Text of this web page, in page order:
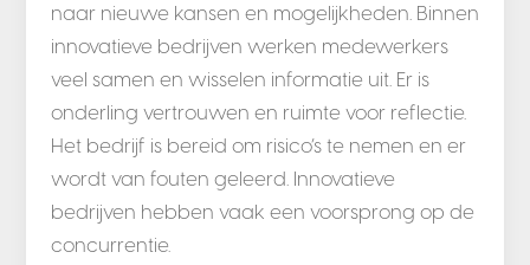
naar nieuwe kansen en mogelijkheden. Binnen
innovatieve bedrijven werken medewerkers
veel samen en wisselen informatie uit. Er is
onderling vertrouwen en ruimte voor reflectie.
Het bedrijf is bereid om risico’s te nemen en er
wordt van fouten geleerd. Innovatieve
bedrijven hebben vaak een voorsprong op de
concurrentie.